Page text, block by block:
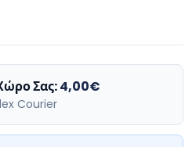
Σας:4,00€
Courier